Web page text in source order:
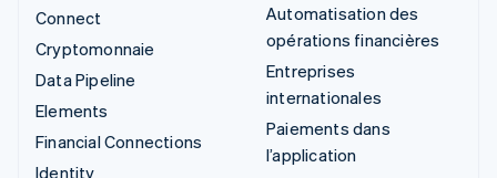
Connect
Cryptomonnaie
Data Pipeline
Elements
Financial Connections
Identity
Automatisation des
opérations financières
Entreprises
internationales
Paiements dans
l’application